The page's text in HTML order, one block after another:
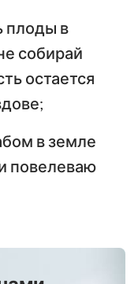
плоды в
собирай
остается
в земле
повелеваю